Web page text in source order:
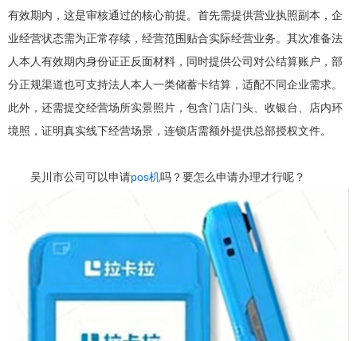
有效期内，这是审核通过的核心前提。首先需提供营业执照副本，企
业经营状态需为正常存续，经营范围贴合实际经营业务。其次准备法
人本人有效期内身份证正反面材料，同时提供公司对公结算账户，部
分正规渠道也可支持法人本人一类储蓄卡结算，适配不同企业需求。
此外，还需提交经营场所实景照片，包含门店门头、收银台、店内环
境照，证明真实线下经营场景，连锁店需额外提供总部授权文件。
吴川市公司可以申请pos机吗？要怎么申请办理才行呢？